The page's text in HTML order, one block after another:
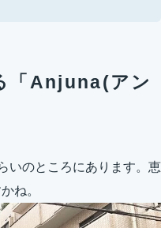
「Anjuna(アン
いのところにあります。恵
ね。